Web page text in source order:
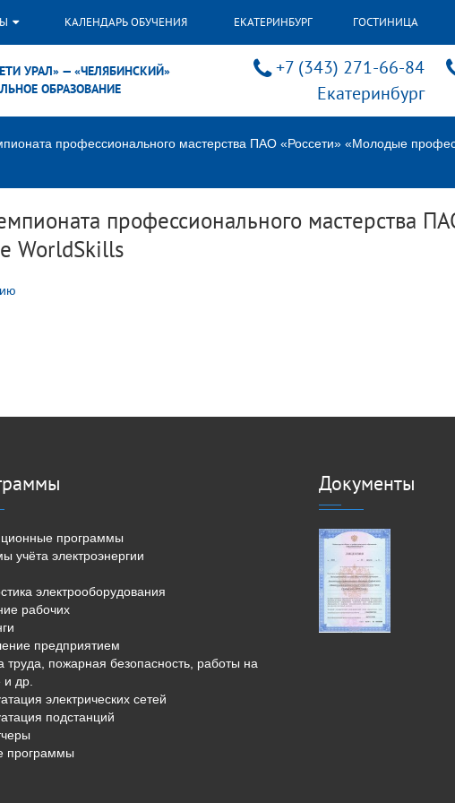
КАЛЕНДАРЬ ОБУЧЕНИЯ ЕКАТЕРИНБУРГ ГОСТИНИЦА
УРАЛ» — «ЧЕЛЯБИНСКИЙ»
ОБРАЗОВАНИЕ
+7 (343) 271-66-84
Екатеринбург
профессионального мастерства ПАО «Россети» «Молодые
профессионального мастерства
WorldSkills
программы
учёта электроэнергии
электрооборудования
рабочих
предприятием
труда, пожарная безопасность, работы на
и др.
электрических сетей
подстанций
программы
Документы